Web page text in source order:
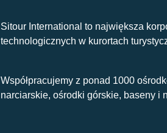
Sitour International to największa
technologicznych w kurortach
Współpracujemy z ponad 1000
narciarskie, ośrodki górskie, baseny i